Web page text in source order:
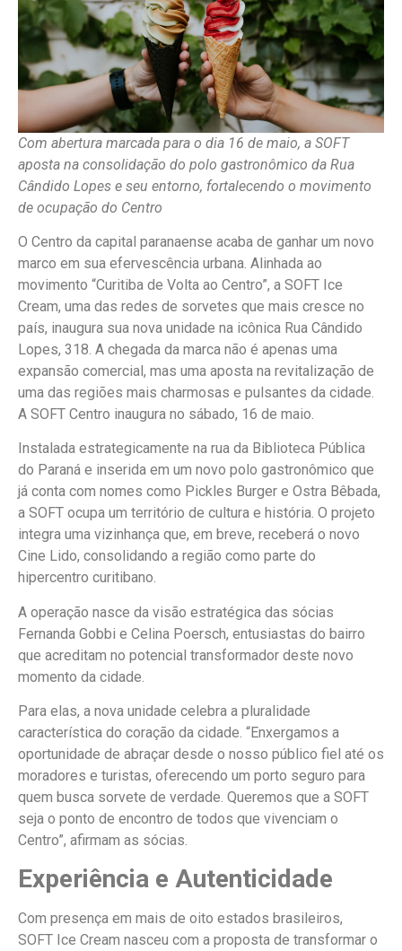
Com abertura marcada para o dia 16 de maio, a SOFT
aposta na consolidação do polo gastronômico da Rua
Cândido Lopes e seu entorno, fortalecendo o movimento
de ocupação do Centro
O Centro da capital paranaense acaba de ganhar um novo
marco em sua efervescência urbana. Alinhada ao
movimento “Curitiba de Volta ao Centro”, a SOFT Ice
Cream, uma das redes de sorvetes que mais cresce no
país, inaugura sua nova unidade na icônica Rua Cândido
Lopes, 318. A chegada da marca não é apenas uma
expansão comercial, mas uma aposta na revitalização de
uma das regiões mais charmosas e pulsantes da cidade.
A SOFT Centro inaugura no sábado, 16 de maio.
Instalada estrategicamente na rua da Biblioteca Pública
do Paraná e inserida em um novo polo gastronômico que
já conta com nomes como Pickles Burger e Ostra Bêbada,
a SOFT ocupa um território de cultura e história. O projeto
integra uma vizinhança que, em breve, receberá o novo
Cine Lido, consolidando a região como parte do
hipercentro curitibano.
A operação nasce da visão estratégica das sócias
Fernanda Gobbi e Celina Poersch, entusiastas do bairro
que acreditam no potencial transformador deste novo
momento da cidade.
Para elas, a nova unidade celebra a pluralidade
característica do coração da cidade. “Enxergamos a
oportunidade de abraçar desde o nosso público fiel até os
moradores e turistas, oferecendo um porto seguro para
quem busca sorvete de verdade. Queremos que a SOFT
seja o ponto de encontro de todos que vivenciam o
Centro”, afirmam as sócias.
Experiência e Autenticidade
Com presença em mais de oito estados brasileiros,
SOFT Ice Cream nasceu com a proposta de transformar o